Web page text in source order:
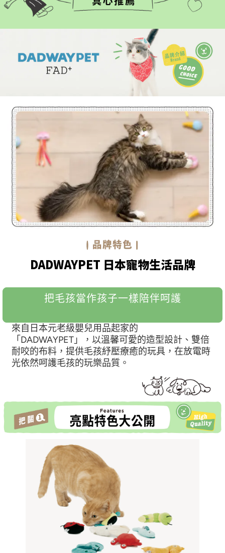
DADWAYPET 日本寵物生活品牌
把毛孩當作孩子一樣陪伴呵護
來自日本元老級嬰兒用品起家的
「DADWAYPET」，以溫馨可愛的造型設計、雙倍
耐咬的布料，提供毛孩紓壓療癒的玩具，在放電時
光依然呵護毛孩的玩樂品質。